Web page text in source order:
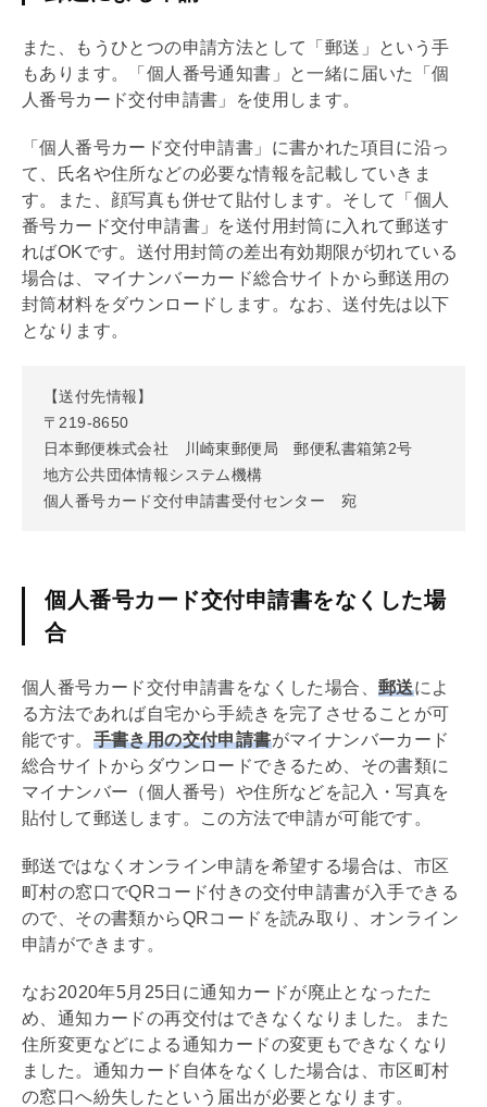
また、もうひとつの申請方法として「郵送」という手
もあります。「個人番号通知書」と一緒に届いた「個
人番号カード交付申請書」を使用します。
「個人番号カード交付申請書」に書かれた項目に沿っ
て、氏名や住所などの必要な情報を記載していきま
す。また、顔写真も併せて貼付します。そして「個人
番号カード交付申請書」を送付用封筒に入れて郵送す
ればOKです。送付用封筒の差出有効期限が切れている
場合は、マイナンバーカード総合サイトから郵送用の
封筒材料をダウンロードします。なお、送付先は以下
となります。
【送付先情報】
〒219-8650
日本郵便株式会社 川崎東郵便局 郵便私書箱第2号
地方公共団体情報システム機構
個人番号カード交付申請書受付センター 宛
個人番号カード交付申請書をなくした場
合
個人番号カード交付申請書をなくした場合、 郵送によ
る方法であれば自宅から手続きを完了させることが可
能です。 手書き用の交付申請書がマイナンバーカード
総合サイトからダウンロードできるため、その書類に
マイナンバー（個人番号）や住所などを記入・写真を
貼付して郵送します。この方法で申請が可能です。
郵送ではなくオンライン申請を希望する場合は、市区
町村の窓口でQRコード付きの交付申請書が入手できる
ので、その書類からQRコードを読み取り、オンライン
申請ができます。
なお2020年5月25日に通知カードが廃止となったた
め、通知カードの再交付はできなくなりました。また
住所変更などによる通知カードの変更もできなくなり
ました。通知カード自体をなくした場合は、市区町村
の窓口へ紛失したという届出が必要となります。